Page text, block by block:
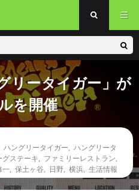
リータイガー」が
を開催
ハングリータイガー
ハングリータ
グステーキ ファミリーレストラン
一 保土ヶ谷 日野 横浜 生活情報